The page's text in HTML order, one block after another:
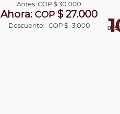
Antes:COP$ 30.000
Ahora: COP $ 27.000
Descuento: COP $ -3.000